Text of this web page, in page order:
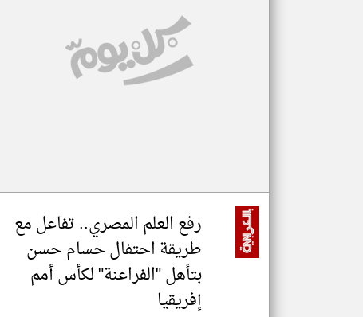
رفع العلم المصري.. تفاعل مع
طريقة احتفال حسام حسن
بتأهل "الفراعنة" لكأس أمم
إفريقيا